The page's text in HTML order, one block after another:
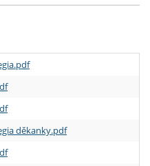
děkanky.pdf